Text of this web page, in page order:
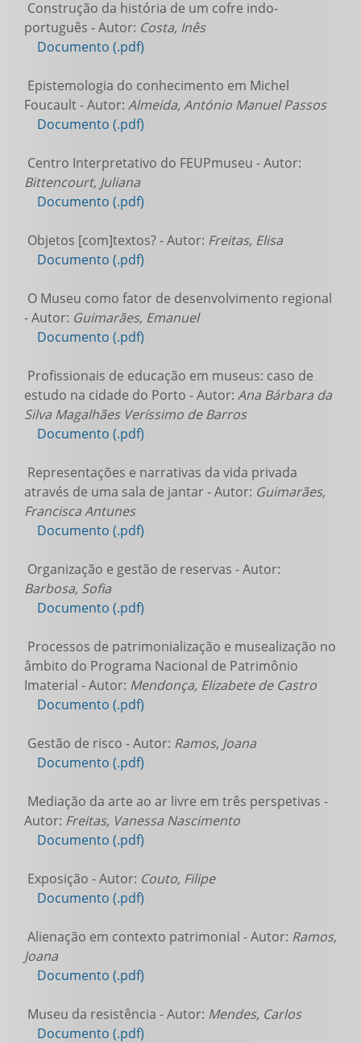
Construção da história de um cofre indo-
português - Autor: Costa, Inês
Documento (.pdf)
Epistemologia do conhecimento em Michel
Foucault - Autor: Almeida, António Manuel Passos
Documento (.pdf)
Centro Interpretativo do FEUPmuseu - Autor:
Bittencourt, Juliana
Documento (.pdf)
Objetos [com]textos? - Autor: Freitas, Elisa
Documento (.pdf)
O Museu como fator de desenvolvimento regional
- Autor: Guimarães, Emanuel
Documento (.pdf)
Profissionais de educação em museus: caso de
estudo na cidade do Porto - Autor: Ana Bárbara da
Silva Magalhães Veríssimo de Barros
Documento (.pdf)
Representações e narrativas da vida privada
através de uma sala de jantar - Autor: Guimarães,
Francisca Antunes
Documento (.pdf)
Organização e gestão de reservas - Autor:
Barbosa, Sofia
Documento (.pdf)
Processos de patrimonialização e musealização no
âmbito do Programa Nacional de Patrimônio
Imaterial - Autor: Mendonça, Elizabete de Castro
Documento (.pdf)
Gestão de risco - Autor: Ramos, Joana
Documento (.pdf)
Mediação da arte ao ar livre em três perspetivas -
Autor: Freitas, Vanessa Nascimento
Documento (.pdf)
Exposição - Autor: Couto, Filipe
Documento (.pdf)
Alienação em contexto patrimonial - Autor: Ramos,
Joana
Documento (.pdf)
Museu da resistência - Autor: Mendes, Carlos
Documento (.pdf)